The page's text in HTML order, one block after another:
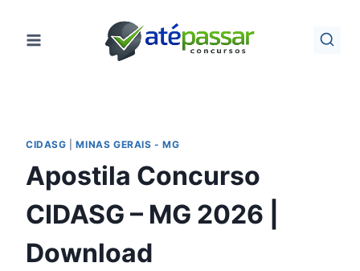
para
CIDASG |MINAS GERAIS - MG
Apostila Concurso
CIDASG – MG 2026 |
Download